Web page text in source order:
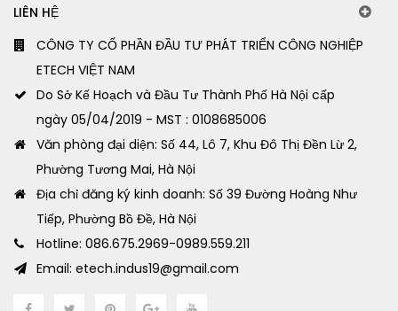
LIÊN HỆ
CÔNG TY CỔ PHẦN ĐẦU TƯ PHÁT TRIỂN CÔNG NGHIỆP
ETECH VIỆT NAM
Do Sở Kế Hoạch và Đầu Tư Thành Phố Hà Nội cấp
ngày 05/04/2019 - MST : 0108685006
Văn phòng đại diện: Số 44, Lô 7, Khu Đô Thị Đền Lừ 2,
Phường Tương Mai, Hà Nội
Địa chỉ đăng ký kinh doanh: Số 39 Đường Hoàng Như
Tiếp, Phường Bồ Đề, Hà Nội
Hotline: 086.675.2969-0989.559.211
Email: etech.indus19@gmail.com